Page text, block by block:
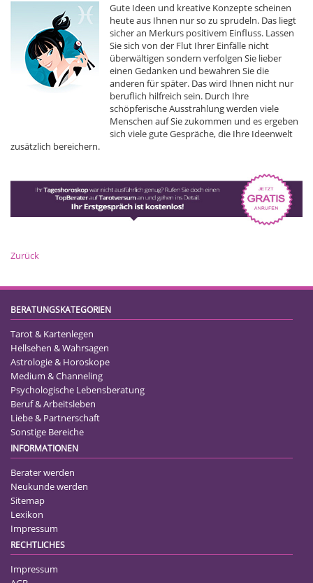
Gute Ideen und kreative Konzepte scheinen
heute aus Ihnen nur so zu sprudeln. Das liegt
sicher an Merkurs positivem Einfluss. Lassen
Sie sich von der Flut Ihrer Einfälle nicht
überwältigen sondern verfolgen Sie lieber
einen Gedanken und bewahren Sie die
anderen für später. Das wird Ihnen nicht nur
beruflich hilfreich sein. Durch Ihre
schöpferische Ausstrahlung werden viele
Menschen auf Sie zukommen und es ergeben
sich viele gute Gespräche, die Ihre Ideenwelt
zusätzlich bereichern.
Zurück
BERATUNGSKATEGORIEN
Tarot & Kartenlegen
Hellsehen & Wahrsagen
Astrologie & Horoskope
Medium & Channeling
Psychologische Lebensberatung
Beruf & Arbeitsleben
Liebe & Partnerschaft
Sonstige Bereiche
INFORMATIONEN
Berater werden
Neukunde werden
Sitemap
Lexikon
Impressum
RECHTLICHES
Impressum